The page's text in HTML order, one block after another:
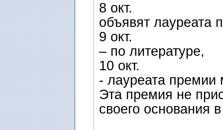
8 окт.
объявят лауреата
9 окт.
– по литературе,
10 окт.
- лауреата
Эта премия не
своего основания